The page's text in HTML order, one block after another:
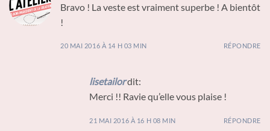
Bravo ! La veste est vraiment superbe ! A bientôt
!
20 MAI 2016 À 14 H 03 MIN RÉPONDRE
lisetailordit:
Merci !! Ravie qu’elle vous plaise !
21 MAI 2016 À 16 H 08 MIN RÉPONDRE